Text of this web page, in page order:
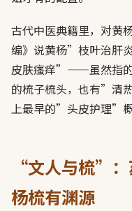
古代中医典籍里，对黄
编》说黄杨”枝叶治肝
皮肤瘙痒”——虽然指的
的梳子梳头，也有”清
上最早的”头皮护理”概
“文人与梳”
杨梳有渊源